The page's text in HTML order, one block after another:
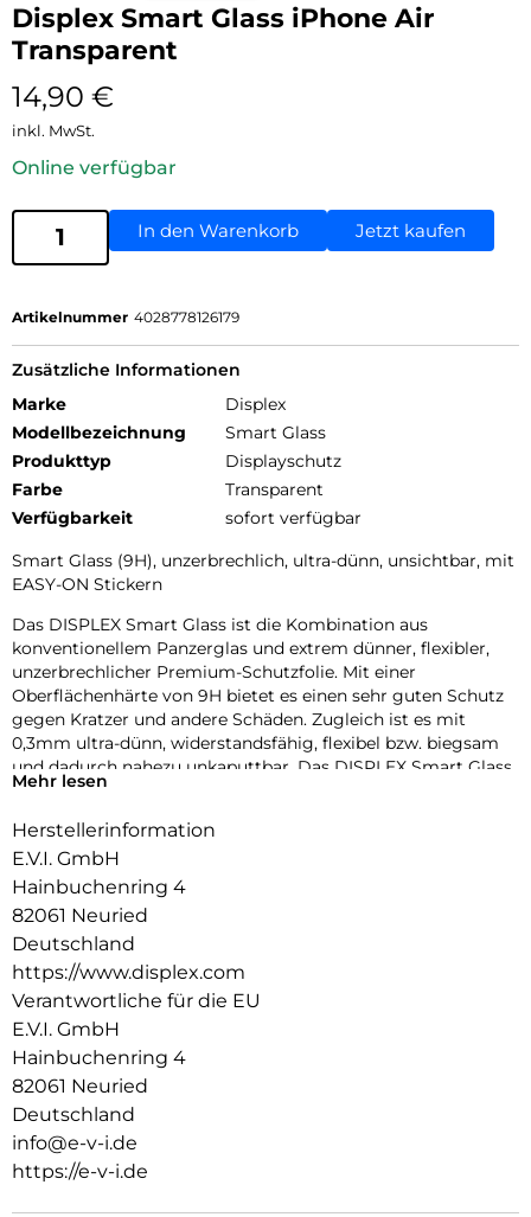
Displex Smart Glass iPhone Air
Transparent
14,90 €
inkl. MwSt.
Online verfügbar
In den Warenkorb Jetzt kaufen
Artikelnummer 4028778126179
Zusätzliche Informationen
Marke
Displex
Modellbezeichnung
Smart Glass
Produkttyp
Displayschutz
Farbe
Transparent
Verfügbarkeit
sofort verfügbar
Smart Glass (9H), unzerbrechlich, ultra-dünn, unsichtbar, mit
EASY-ON Stickern
Das DISPLEX Smart Glass ist die Kombination aus
konventionellem Panzerglas und extrem dünner, flexibler,
unzerbrechlicher Premium-Schutzfolie. Mit einer
Oberflächenhärte von 9H bietet es einen sehr guten Schutz
gegen Kratzer und andere Schäden. Zugleich ist es mit
0,3mm ultra-dünn, widerstandsfähig, flexibel bzw. biegsam
und dadurch nahezu unkaputtbar. Das DISPLEX Smart Glass
wird mit modernster Lasertechnologie in unserer
des Smartphone Displays angepasst – Made in Germany. Die
uneingeschränkte Funktionalität, Farbbrillanz und
Hüllenkompatibilität sind selbstverständlich garantiert.
Hüllenfreundlich
Unser DISPLEX Smart Glass wird bis auf 5/100 mm genau auf
die Smartphone Konturen gefertigt und passt somit perfekt
auf Ihr Smartphone. Außerdem ist die Schutzfolie ultradünn.
Somit lassen sich alle handelsüblichen Schutzhüllen & Cases
Schutz aus DISPLEX Smart Glass und Ihrer Lieblingshülle
wird Ihr Smartphone rundum optimal geschützt.
Anti Fingerprint
Die oberste Schicht unserer 4-Layer Technology besteht aus
einem High-Tech Plasma Coating. Die hydro- und oleophobe
Mehr lesen
Herstellerinformation
E.V.I. GmbH
Hainbuchenring 4
82061 Neuried
Deutschland
https://www.displex.com
Verantwortliche für die EU
E.V.I. GmbH
Hainbuchenring 4
82061 Neuried
Deutschland
info@e-v-i.de
https://e-v-i.de